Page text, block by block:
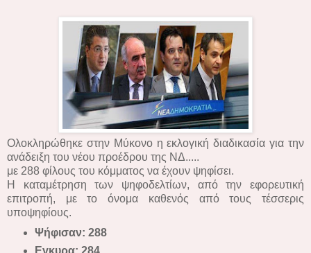
Ολοκληρώθηκε στην Μύκονο η εκλογική διαδικασία για την
ανάδειξη του νέου προέδρου της ΝΔ.....
με 288 φίλους του κόμματος να έχουν ψηφίσει.
Η καταμέτρηση των ψηφοδελτίων, από την εφορευτική
επιτροπή, με το όνομα καθενός από τους τέσσερις
υποψηφίους.
Ψήφισαν: 288
Εγκυρα: 284